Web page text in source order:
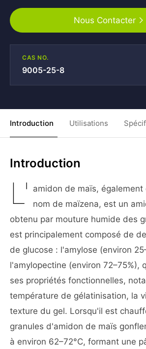
Nous Contacter
CAS NO.
9005-25-8
Introduction Utilisations
Introduction
L'
amidon de maïs, également
nom de maïzena, est un
obtenu par mouture humide des
est principalement composé de
de glucose : l'amylose (environ
l'amylopectine (environ 72–75%),
ses propriétés fonctionnelles,
température de gélatinisation, la
texture du gel. Lorsqu'il est
granules d'amidon de maïs
à environ 62–72°C, formant une